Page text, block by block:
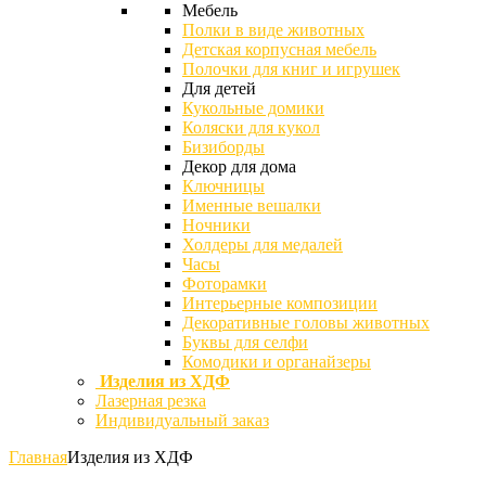
Мебель
Полки в виде животных
Детская корпусная мебель
Полочки для книг и игрушек
Для детей
Кукольные домики
Коляски для кукол
Бизиборды
Декор для дома
Ключницы
Именные вешалки
Ночники
Холдеры для медалей
Часы
Фоторамки
Интерьерные композиции
Декоративные головы животных
Буквы для селфи
Комодики и органайзеры
Изделия из ХДФ
Лазерная резка
Индивидуальный заказ
ГлавнаяИзделия из ХДФ